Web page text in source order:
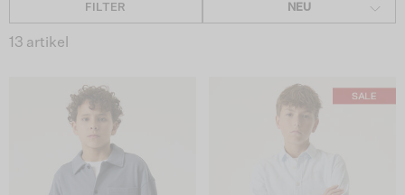
FILTER NEU
13 artikel